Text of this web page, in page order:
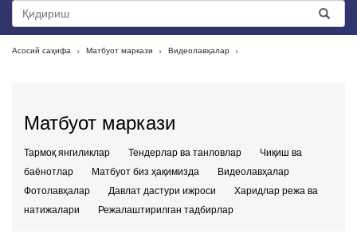
Асосий саҳифа Матбуот маркази Видеолавҳалар
Матбуот маркази
Тармоқ янгиликлар Тендерлар ва танловлар
Чиқиш ва
баёнотлар
Матбуот биз ҳақимизда
Видеолавҳалар
Фотолавҳалар
Давлат дастури ижроси
Харидлар режа ва
натижалари
Режалаштирилган тадбирлар